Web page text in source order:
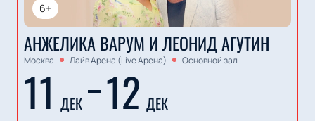
6+
АНЖЕЛИКА ВАРУМ И ЛЕОНИД АГУТИН
Москва Лайв Арена (Live Арена) Основной зал
11 ДЕК 12 ДЕК